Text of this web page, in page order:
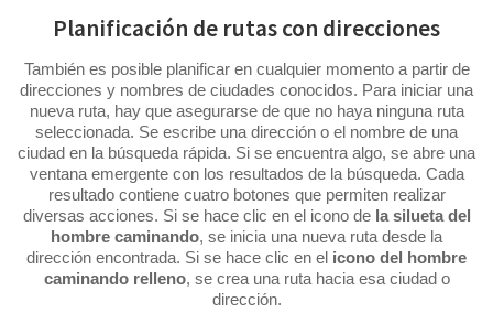
Planificación de rutas con direcciones
También es posible planificar en cualquier momento a partir de
direcciones y nombres de ciudades conocidos. Para iniciar una
nueva ruta, hay que asegurarse de que no haya ninguna ruta
seleccionada. Se escribe una dirección o el nombre de una
ciudad en la búsqueda rápida. Si se encuentra algo, se abre una
ventana emergente con los resultados de la búsqueda. Cada
resultado contiene cuatro botones que permiten realizar
diversas acciones. Si se hace clic en el icono de la silueta del
hombre caminando, se inicia una nueva ruta desde la
dirección encontrada. Si se hace clic en el icono del hombre
caminando relleno, se crea una ruta hacia esa ciudad o
dirección.